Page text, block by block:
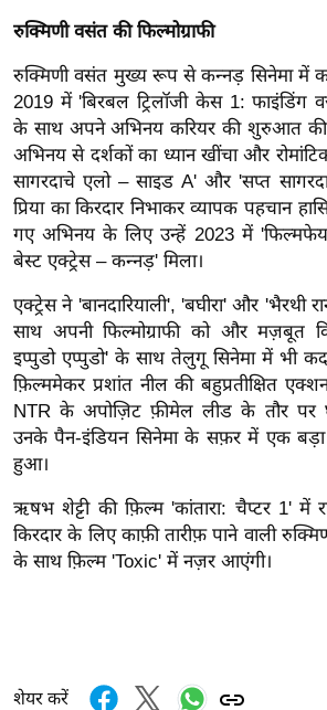
त
बॉ
ली
वु
ड
हॉ
ली
वु
फि
ल्म
स
मी
क्षा
B
e
a
N
रुक्मिणी वसंत की फिल्मोग्राफी
रुक्मिणी वसंत मुख्य रूप से कन्नड़ सिनेमा में
2019 में 'बिरबल ट्रिलॉजी केस 1: फाइंडिंग
के साथ अपने अभिनय करियर की शुरुआत
अभिनय से दर्शकों का ध्यान खींचा और
सागरदाचे एलो – साइड A' और 'सप्त
प्रिया का किरदार निभाकर व्यापक पहचान
गए अभिनय के लिए उन्हें 2023 में 'फिल्मफेयर
बेस्ट एक्ट्रेस – कन्नड़' मिला।
एक्ट्रेस ने 'बानदारियाली', 'बघीरा' और 'भैरथी
साथ अपनी फिल्मोग्राफी को और मज़बूत
इप्पुडो एप्पुडो' के साथ तेलुगू सिनेमा में भी
फ़िल्ममेकर प्रशांत नील की बहुप्रतीक्षित
NTR के अपोज़िट फ़ीमेल लीड के तौर पर
उनके पैन-इंडियन सिनेमा के सफ़र में एक बड़ा
हुआ।
ऋषभ शेट्टी की फ़िल्म 'कांतारा: चैप्टर 1' में
किरदार के लिए काफ़ी तारीफ़ पाने वाली
के साथ फ़िल्म 'Toxic' में नज़र आएंगी।
शेयर करें